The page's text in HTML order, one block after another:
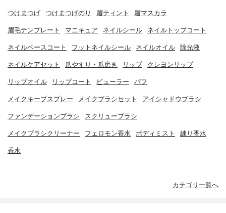
つけまつげ つけまつげのり 眉ティント 眉マスカラ
眉毛テンプレート マニキュア ネイルシール ネイルトップコート
ネイルベースコート フットネイルシール ネイルオイル 除光液
ネイルケアセット 爪やすり・爪磨き リップ クレヨンリップ
リップオイル リップコート ビューラー パフ
メイクキープスプレー メイクブラシセット アイシャドウブラシ
ファンデーションブラシ スクリューブラシ
メイクブラシクリーナー フェロモン香水 ボディミスト 練り香水
香水
カテゴリ一覧へ